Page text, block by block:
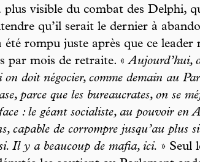
plus visible du combat des Delphi,
qu’il serait le dernier à
été rompu juste après que ce leader
par mois de retraite. «Aujourd’hui,
on doit négocier, comme demain au
parce que les bureaucrates, on se
: le géant socialiste, au pouvoir en
capable de corrompre jusqu’au plus
Il y a beaucoup de mafia, ici. » Seul